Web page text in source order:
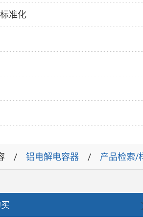
准化
铝电解电容器 产品检索/